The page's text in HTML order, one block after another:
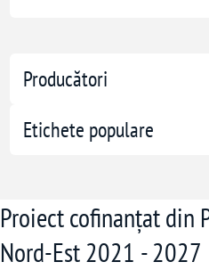
Producători
Etichete populare
Proiect cofinanțat din
Nord-Est 2021 - 2027